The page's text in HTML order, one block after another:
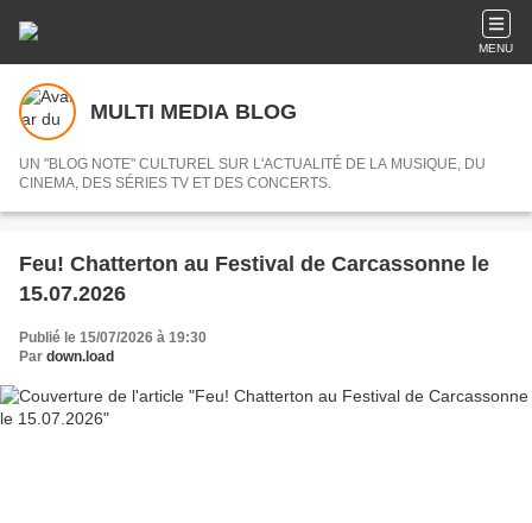
MENU
MULTI MEDIA BLOG
UN "BLOG NOTE" CULTUREL SUR L'ACTUALITÉ DE LA MUSIQUE, DU
CINEMA, DES SÉRIES TV ET DES CONCERTS.
Feu! Chatterton au Festival de Carcassonne le
15.07.2026
Publié le 15/07/2026 à 19:30
Par down.load